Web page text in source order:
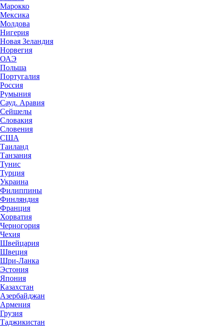
Марокко
Мексика
Молдова
Нигерия
Новая Зеландия
Норвегия
ОАЭ
Польша
Португалия
Россия
Румыния
Сауд. Аравия
Сейшелы
Словакия
Словения
США
Таиланд
Танзания
Тунис
Турция
Украина
Филиппины
Финляндия
Франция
Хорватия
Черногория
Чехия
Швейцария
Швеция
Шри-Ланка
Эстония
Япония
Казахстан
Азербайджан
Армения
Грузия
Таджикистан